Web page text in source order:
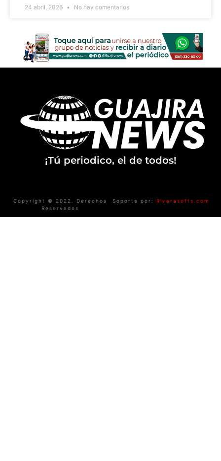
24 abril, 2026 No hay comentarios
¡Tú periodico, el de todos!
Copyright © 2022. Derechos
Reservados
Soporte por: Riverasofts.com